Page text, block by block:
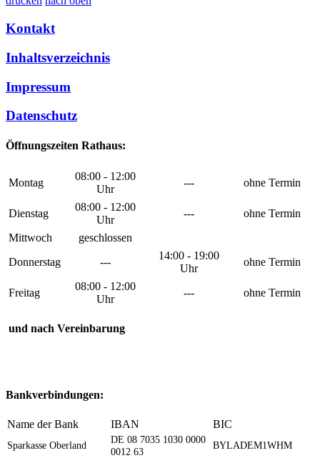
Kontakt
Inhaltsverzeichnis
Impressum
Datenschutz
Öffnungszeiten Rathaus:
Montag
08:00 - 12:00
Uhr
--- ohne Termin
Dienstag
08:00 - 12:00
Uhr
---
ohne Termin
Mittwoch
geschlossen
Donnerstag
---
14:00 - 19:00
Uhr
ohne Termin
Freitag
08:00 - 12:00
Uhr
--- ohne Termin
und nach Vereinbarung
Bankverbindungen:
Name der Bank IBAN BIC
Sparkasse Oberland
DE 08 7035 1030 0000
0012 63
BYLADEM1WHM